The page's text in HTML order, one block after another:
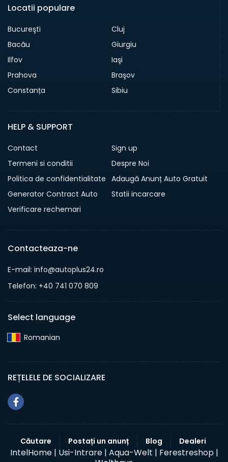
Locatii populare
Bucureşti
Cluj
Bacău
Giurgiu
Ilfov
Iaşi
Prahova
Braşov
Constanța
Sibiu
HELP & SUPPORT
Contact
Sign up
Termeni si conditii
Despre Noi
Politica de confidentialitate Adaugă Anunț Auto Gratuit
Generator Contract Auto
Statii incarcare
Verificare rechemari
Contacteaza-ne
E-mail: info@autoplus24.ro
Telefon: +40 741 070 809
Select language
Romanian‎
REȚELELE DE SOCIALIZARE
Căutare Postați un anunț Blog Dealeri
IntelHome | Usi-Intrare | Aqua-Welt | Ferestreshop |